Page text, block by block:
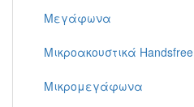
Μεγάφωνα
Μικροακουστικά Handsfree
Μικρομεγάφωνα